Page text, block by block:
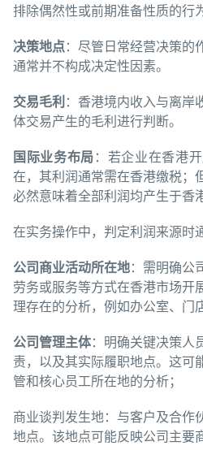
排除偶然性或前期准备性质的行
决策地点：尽管日常经营决策的
通常并不构成决定性因素。
交易毛利 ：香港境内收入与离岸
体交易产生的毛利进行判断。
国 际业务布局 ：若企业在香港
在，其利润通常需在香港缴税；
必然意味着全部利润均产生于香
在实务操作中，判定利润来源时
公司商业活动所在地：需明确公
劳务或服务等方式在香港市场开
理存在的分析，例如办公室、门
公司管理主体：明确关键决策人
责，以及其实际履职地点。这可
管和核心员工所在地的分析；
商业谈判发生地：与客户及合作
地点。该地点可能反映公司主要